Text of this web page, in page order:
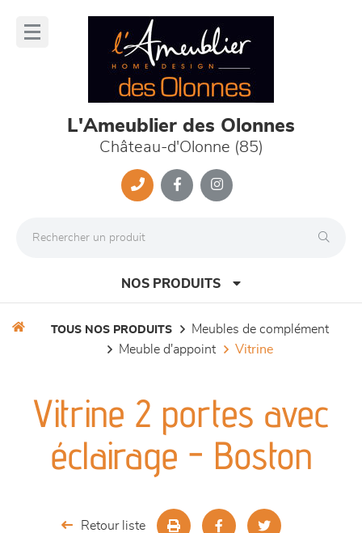
L'Ameublier des Olonnes
Château-d'Olonne (85)
NOS PRODUITS
séjours
meubles de complément
TOUS NOS PRODUITS
meubles de complément
meuble d'appoint
vitrine
Vitrine 2 portes avec
éclairage - Boston
Retour liste